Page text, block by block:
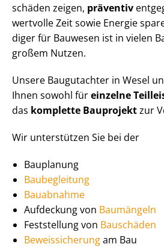
schäden zeigen, präventiv
wertvolle Zeit sowie Energie
di­ger für Bauwesen ist in vielen
großem Nutzen.
Unsere Baugutachter in Wesel
Ihnen sowohl füreinzelne
das komplette Bauprojektzur
Wir unterstützen Sie bei der
Bauplanung
Baubegleitung
Bauabnahme
Aufdeckung von Baumängeln
Feststellung von Bauschäden
Beweissicherungam Bau